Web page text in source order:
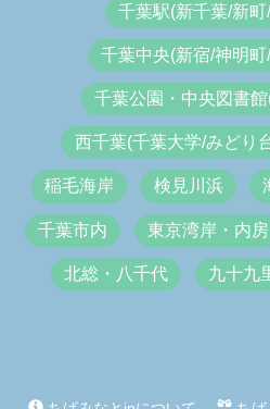
千葉駅(新千葉/新
千葉中央(新宿/神明
千葉公園・中央図書
西千葉(千葉大学/みどり
稲毛海岸 検見川浜
千葉市内 東京湾岸・内房
北総・八千代 九十九